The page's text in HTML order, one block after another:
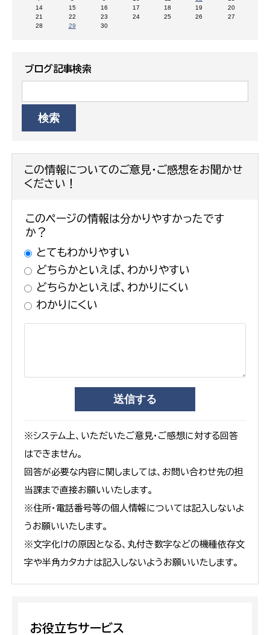
14
15 16 17 18 19
20
21
22 23 24 25 26
27
28
29 30
ブログ記事検索
この情報についてのご意見・ご感想をお聞かせ
ください！
このページの情報は分かりやすかったです
か？
とてもわかりやすい
どちらかといえば、わかりやすい
どちらかといえば、わかりにくい
わかりにくい
※システム上、いただいたご意見・ご感想に対する回答
はできません。
回答が必要な内容に関しましては、お問い合わせ先の担
当課まで直接お願いいたします。
※住所・電話番号等の個人情報については記入しないよ
うお願いいたします。
※文字化けの原因となる、丸付き数字などの機種依存文
字や半角カタカナは記入しないようお願いいたします。
お役立ちサービス